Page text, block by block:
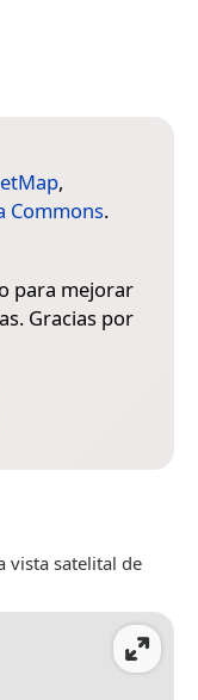
,
Commons.
para mejorar
Gracias por
vista satelital de